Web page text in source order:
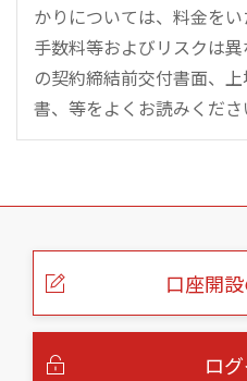
かりについては、料金を
手数料等およびリスクは
の契約締結前交付書面、
書、等をよくお読みくださ
こ
口座開
ロ